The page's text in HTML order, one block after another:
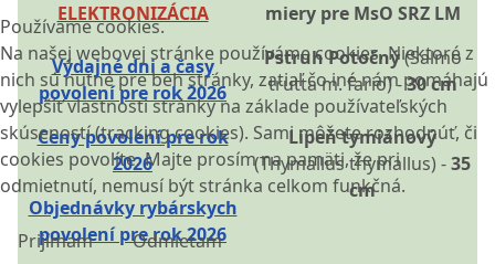
ELEKTRONIZÁCIA
Výdajné dni a časy
povolení pre rok 2026
Ceny povolení pre rok
2026
Objednávky rybárskych
povolení pre rok 2026
miery pre MsO SRZ LM
Pstruh Potočný(Salmo
trutta m. fario) -30 cm
Lipeň tymiánový
(Thymallus thymallus) -35
cm
Používame cookies.
Na našej webovej stránke používáme cookies. Niektoré z
nich sú nutné pre beh stránky, zatiaľ čo iné nám pomáhajú
vylepšiť vlastnosti stránky na základe používateľských
skúseností (tracking cookies). Sami môžete rozhodnúť, či
cookies povolíte. Majte prosím na pamäti, že pri
odmietnutí, nemusí být stránka celkom funkčná.
Prijímam Odmietam